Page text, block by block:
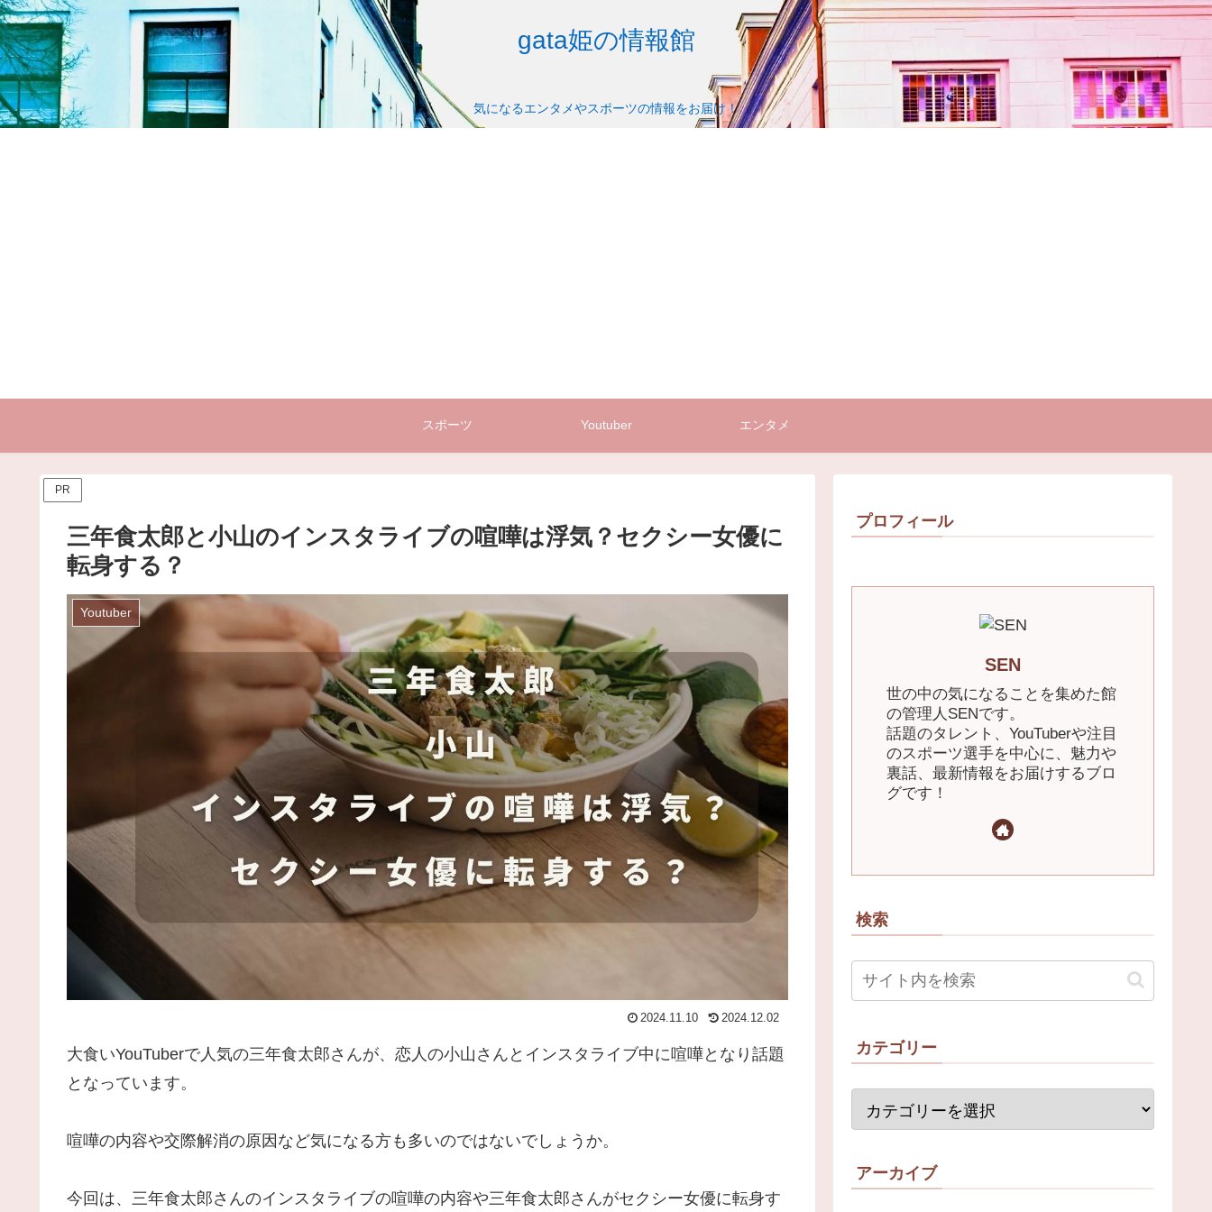
gata姫の情報館
気になるエンタメやスポーツの情報をお届け！
スポーツ Youtuber エンタメ
PR
三年食太郎と小山のインスタライブの喧嘩は浮気？セクシー女優に
転身する？
Youtuber
2024.11.10 2024.12.02
大食いYouTuberで人気の三年食太郎さんが、恋人の小山さんとインスタライブ中に喧嘩となり話題
となっています。
喧嘩の内容や交際解消の原因など気になる方も多いのではないでしょうか。
今回は、三年食太郎さんのインスタライブの喧嘩の内容や三年食太郎さんがセクシー女優に転身す
プロフィール
SEN
世の中の気になることを集めた館
の管理人SENです。
話題のタレント、YouTuberや注目
のスポーツ選手を中心に、魅力や
裏話、最新情報をお届けするブロ
グです！
検索
カテゴリー
アーカイブ